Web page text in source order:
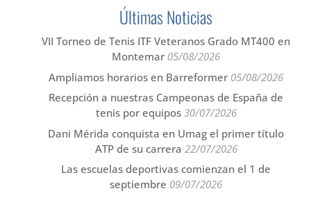
Últimas Noticias
VII Torneo de Tenis ITF Veteranos Grado MT400 en
Montemar 05/08/2026
Ampliamos horarios en Barreformer 05/08/2026
Recepción a nuestras Campeonas de España de
tenis por equipos 30/07/2026
Dani Mérida conquista en Umag el primer título
ATP de su carrera 22/07/2026
Las escuelas deportivas comienzan el 1 de
septiembre 09/07/2026